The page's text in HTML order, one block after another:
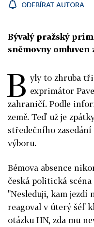
ODEBÍRAT AUTORA
Bývalý pražský
sněmovny omluven
B yly to zhruba tři
exprimátor
zahraničí. Podle
země. Teď už je
středečního
výboru.
Bémova absence
česká politická scéna
"Nesleduji, kam jezdí
reagoval v úterý šéf
otázku HN, zda mu